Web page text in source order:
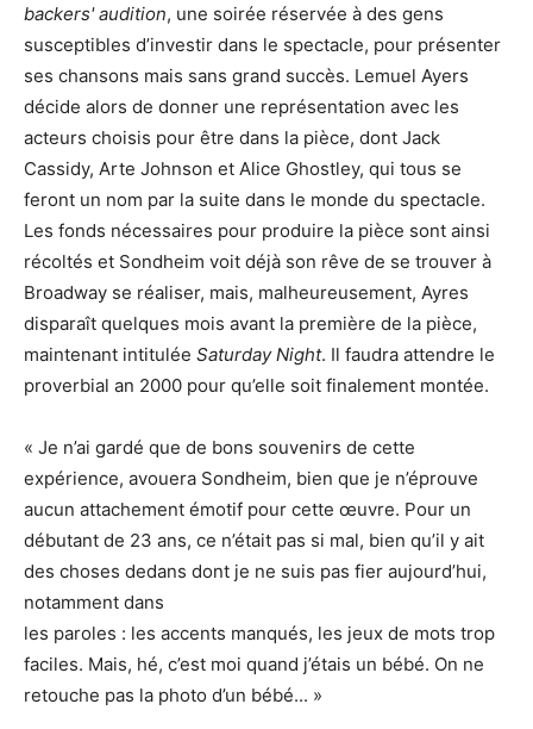
backers' audition, une soirée réservée à des gens
susceptibles d’investir dans le spectacle, pour présenter
ses chansons mais sans grand succès. Lemuel Ayers
décide alors de donner une représentation avec les
acteurs choisis pour être dans la pièce, dont Jack
Cassidy, Arte Johnson et Alice Ghostley, qui tous se
feront un nom par la suite dans le monde du spectacle.
Les fonds nécessaires pour produire la pièce sont ainsi
récoltés et Sondheim voit déjà son rêve de se trouver à
Broadway se réaliser, mais, malheureusement, Ayres
disparaît quelques mois avant la première de la pièce,
maintenant intitulée Saturday Night. Il faudra attendre le
proverbial an 2000 pour qu’elle soit finalement montée.
« Je n’ai gardé que de bons souvenirs de cette
expérience, avouera Sondheim, bien que je n’éprouve
aucun attachement émotif pour cette œuvre. Pour un
débutant de 23 ans, ce n’était pas si mal, bien qu’il y ait
des choses dedans dont je ne suis pas fier aujourd’hui,
notamment dans
les paroles : les accents manqués, les jeux de mots trop
faciles. Mais, hé, c’est moi quand j’étais un bébé. On ne
retouche pas la photo d’un bébé... »